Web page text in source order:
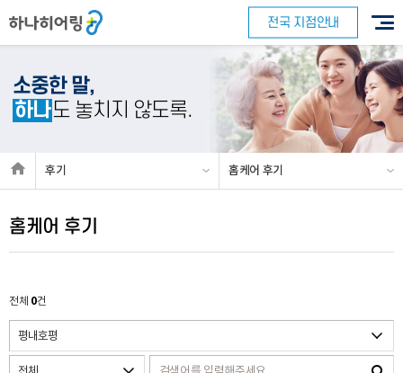
전국 지점안내
소중한 말,
하나도 놓치지 않도록.
후기 홈케어 후기
홈케어 후기
전체 0건
바로 예약하기
연락처 - -
센터